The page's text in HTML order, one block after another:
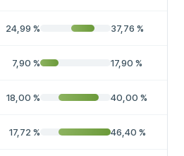
Jah
24,99 % 37,76 %
7,90 % 17,90 %
18,00 % 40,00 %
17,72 % 46,40 %